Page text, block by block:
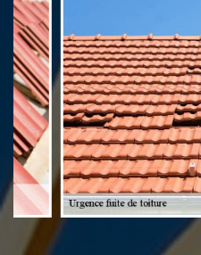
être sûr que le toit soit
pouvez contacter Mr Poret à tout
toiture.